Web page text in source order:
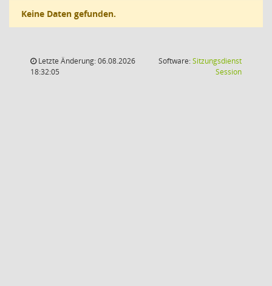
Keine Daten gefunden.
Letzte Änderung: 06.08.2026
18:32:05
Software:Sitzungsdienst
Session(Wird in